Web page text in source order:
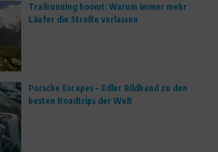
Trailrunning boomt: Warum immer mehr
Läufer die Straße verlassen
Porsche Escapes – Edler Bildband zu den
besten Roadtrips der Welt